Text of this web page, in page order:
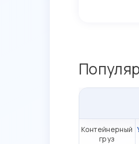
Контейнерный
груз